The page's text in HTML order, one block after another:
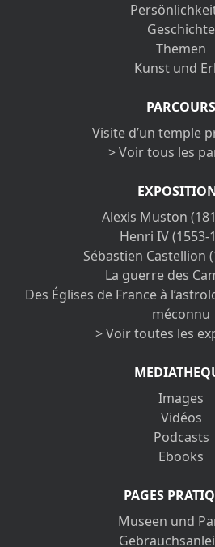
Geschichte
Themen
Kunst und
PARCOURS
Visite d’un temple
> Voir tous les
Alexis Muston
Henri IV (1553-
Sébastien Castellion
La guerre des
Des Églises de France à
méconnu
> Voir toutes les
Images
Vidéos
Podcasts
Ebooks
PAGES
Museen und